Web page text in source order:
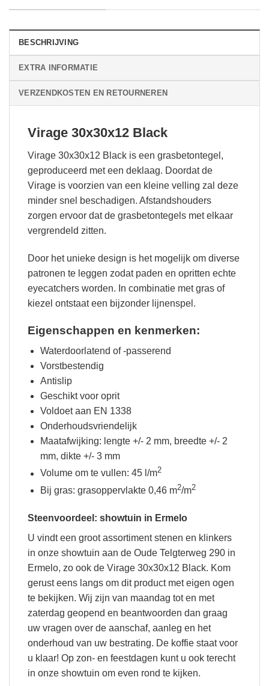
BESCHRIJVING
EXTRA INFORMATIE
VERZENDKOSTEN EN RETOURNEREN
Virage 30x30x12 Black
Virage 30x30x12 Black is een grasbetontegel,
geproduceerd met een deklaag. Doordat de
Virage is voorzien van een kleine velling zal deze
minder snel beschadigen. Afstandshouders
zorgen ervoor dat de grasbetontegels met elkaar
vergrendeld zitten.
Door het unieke design is het mogelijk om diverse
patronen te leggen zodat paden en opritten echte
eyecatchers worden. In combinatie met gras of
kiezel ontstaat een bijzonder lijnenspel.
Eigenschappen en kenmerken:
Waterdoorlatend of -passerend
Vorstbestendig
Antislip
Geschikt voor oprit
Voldoet aan EN 1338
Onderhoudsvriendelijk
Maatafwijking: lengte +/- 2 mm, breedte +/- 2
mm, dikte +/- 3 mm
Volume om te vullen: 45 l/m2
Bij gras: grasoppervlakte 0,46 m2/m2
Steenvoordeel: showtuin in Ermelo
U vindt een groot assortiment stenen en klinkers
in onze showtuin aan de Oude Telgterweg 290 in
Ermelo, zo ook de Virage 30x30x12 Black. Kom
gerust eens langs om dit product met eigen ogen
te bekijken. Wij zijn van maandag tot en met
zaterdag geopend en beantwoorden dan graag
uw vragen over de aanschaf, aanleg en het
onderhoud van uw bestrating. De koffie staat voor
u klaar! Op zon- en feestdagen kunt u ook terecht
in onze showtuin om even rond te kijken.